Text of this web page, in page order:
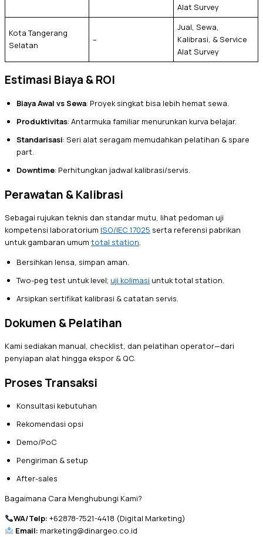
Alat Survey
Kota Tangerang
Selatan
–
Jual, Sewa,
Kalibrasi, & Service
Alat Survey
Estimasi Biaya & ROI
Biaya Awal vs Sewa: Proyek singkat bisa lebih hemat sewa.
Produktivitas: Antarmuka familiar menurunkan kurva belajar.
Standarisasi: Seri alat seragam memudahkan pelatihan & spare
part.
Downtime: Perhitungkan jadwal kalibrasi/servis.
Perawatan & Kalibrasi
Sebagai rujukan teknis dan standar mutu, lihat pedoman uji
kompetensi laboratorium ISO/IEC 17025 serta referensi pabrikan
untuk gambaran umum total station.
Bersihkan lensa, simpan aman.
Two-peg test untuk level; uji kolimasi untuk total station.
Arsipkan sertifikat kalibrasi & catatan servis.
Dokumen & Pelatihan
Kami sediakan manual, checklist, dan pelatihan operator—dari
penyiapan alat hingga ekspor & QC.
Proses Transaksi
Konsultasi kebutuhan
Rekomendasi opsi
Demo/PoC
Pengiriman & setup
After-sales
Bagaimana Cara Menghubungi Kami?
WA/Telp: +62878-7521-4418 (Digital Marketing)
Email: marketing@dinargeo.co.id